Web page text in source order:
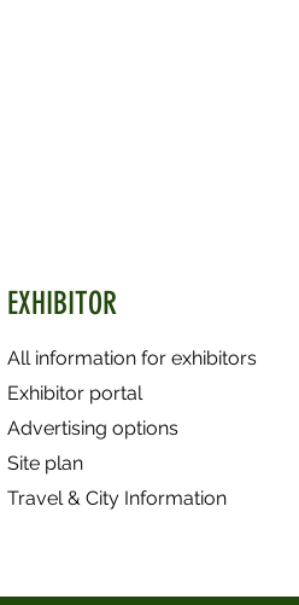
EXHIBITOR
All information for exhibitors
Exhibitor portal
Advertising options
Site plan
Travel & City Information